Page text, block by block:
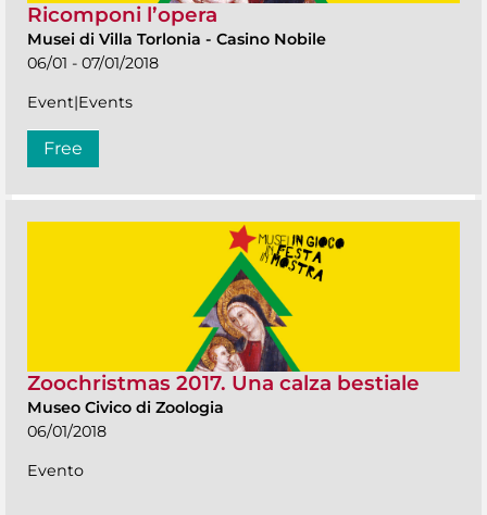
Ricomponi l’opera
Musei di Villa Torlonia - Casino Nobile
06/01 - 07/01/2018
Event|Events
Free
Zoochristmas 2017. Una calza bestiale
Museo Civico di Zoologia
06/01/2018
Evento